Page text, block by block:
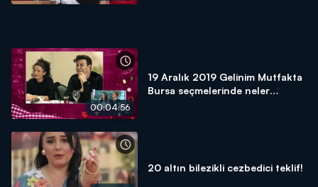
00:04:56
19 Aralık 2019 Gelinim Mutfakta
Bursa seçmelerinde neler
20 altın bilezikli cezbedici teklif!